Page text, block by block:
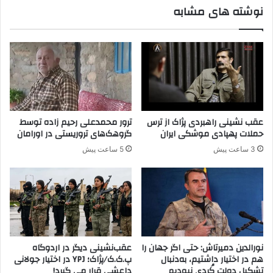
ی
پ
ک
.
ر
ا
م
ن
ی
ت
نوشته های مشابه
عقب نشینی راهبردی پژاک از ترس
حملات پهپادی موشکی ایران
3 ساعت پیش
ترور محمدعلی رحیم زاده توسط
گروهک‌های تروریستی در اورامان
5 ساعت پیش
نورالدین دمیرتاش: حتی اگر جهان را
هم در اختیار داشتیم، به‌دنبال
عقب‌نشینی دیگر در اردوگاه
پ.ک.ک/پژاک؛ YPJ در اختیار جولانی